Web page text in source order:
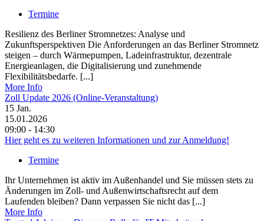
Termine
Resilienz des Berliner Stromnetzes: Analyse und
Zukunftsperspektiven Die Anforderungen an das Berliner Stromnetz
steigen – durch Wärmepumpen, Ladeinfrastruktur, dezentrale
Energieanlagen, die Digitalisierung und zunehmende
Flexibilitätsbedarfe. [...]
More Info
Zoll Update 2026 (Online-Veranstaltung)
15 Jan.
15.01.2026
09:00 - 14:30
Hier geht es zu weiteren Informationen und zur Anmeldung!
Termine
Ihr Unternehmen ist aktiv im Außenhandel und Sie müssen stets zu
Änderungen im Zoll- und Außenwirtschaftsrecht auf dem
Laufenden bleiben? Dann verpassen Sie nicht das [...]
More Info